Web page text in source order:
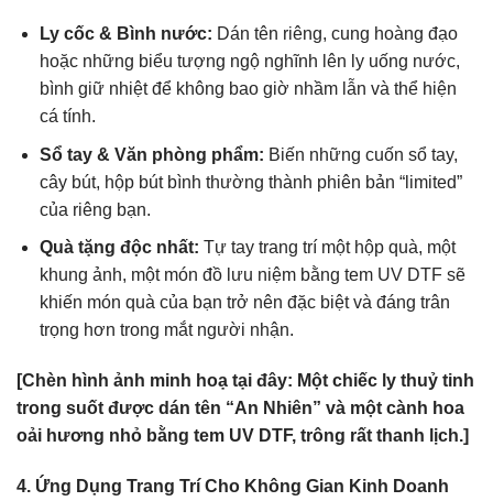
Ly cốc & Bình nước: Dán tên riêng, cung hoàng đạo
hoặc những biểu tượng ngộ nghĩnh lên ly uống nước,
bình giữ nhiệt để không bao giờ nhầm lẫn và thể hiện
cá tính.
Sổ tay & Văn phòng phẩm: Biến những cuốn sổ tay,
cây bút, hộp bút bình thường thành phiên bản “limited”
của riêng bạn.
Quà tặng độc nhất: Tự tay trang trí một hộp quà, một
khung ảnh, một món đồ lưu niệm bằng tem UV DTF sẽ
khiến món quà của bạn trở nên đặc biệt và đáng trân
trọng hơn trong mắt người nhận.
[Chèn hình ảnh minh hoạ tại đây: Một chiếc ly thuỷ tinh
trong suốt được dán tên “An Nhiên” và một cành hoa
oải hương nhỏ bằng tem UV DTF, trông rất thanh lịch.]
4. Ứng Dụng Trang Trí Cho Không Gian Kinh Doanh